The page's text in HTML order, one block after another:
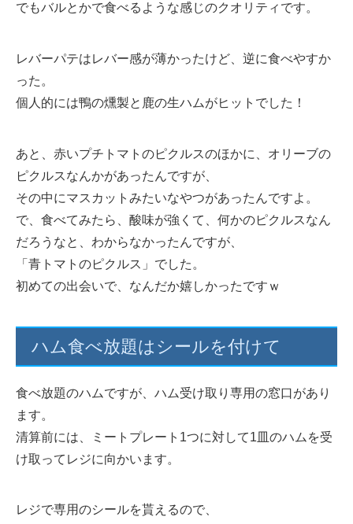
でもバルとかで食べるような感じのクオリティです。
レバーパテはレバー感が薄かったけど、逆に食べやすか
った。
個人的には鴨の燻製と鹿の生ハムがヒットでした！
あと、赤いプチトマトのピクルスのほかに、オリーブの
ピクルスなんかがあったんですが、
その中にマスカットみたいなやつがあったんですよ。
で、食べてみたら、酸味が強くて、何かのピクルスなん
だろうなと、わからなかったんですが、
「青トマトのピクルス」でした。
初めての出会いで、なんだか嬉しかったですｗ
ハム食べ放題はシールを付けて
食べ放題のハムですが、ハム受け取り専用の窓口があり
ます。
清算前には、ミートプレート1つに対して1皿のハムを受
け取ってレジに向かいます。
レジで専用のシールを貰えるので、